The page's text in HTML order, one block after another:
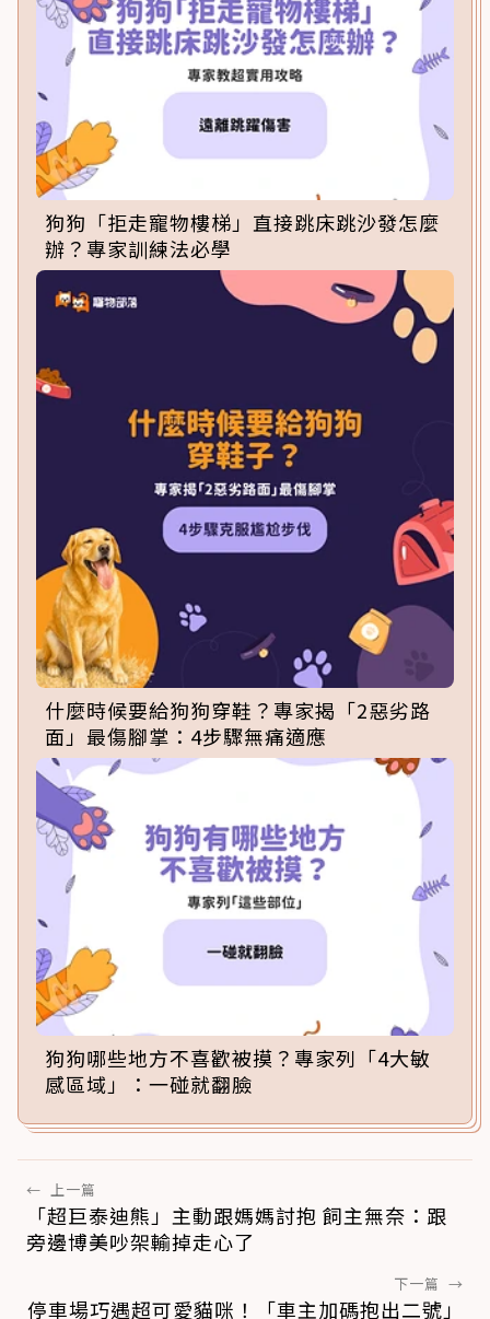
狗狗「拒走寵物樓梯」直接跳床跳沙發怎麼
辦？專家訓練法必學
什麼時候要給狗狗穿鞋？專家揭「2惡劣路
面」最傷腳掌：4步驟無痛適應
狗狗哪些地方不喜歡被摸？專家列「4大敏
感區域」：一碰就翻臉
← 上一篇
「超巨泰迪熊」主動跟媽媽討抱 飼主無奈：跟
旁邊博美吵架輸掉走心了
下一篇 →
停車場巧遇超可愛貓咪！「車主加碼抱出二號」